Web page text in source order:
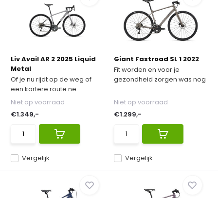
Liv Avail AR 2 2025 Liquid
Metal
Of je nu rijdt op de weg of
een kortere route ne...
Vergelijk
Niet op voorraad
€1.349,-
Giant Fastroad SL 1 2022
Fit worden en voor je
gezondheid zorgen was nog
...
Vergelijk
Niet op voorraad
€1.299,-